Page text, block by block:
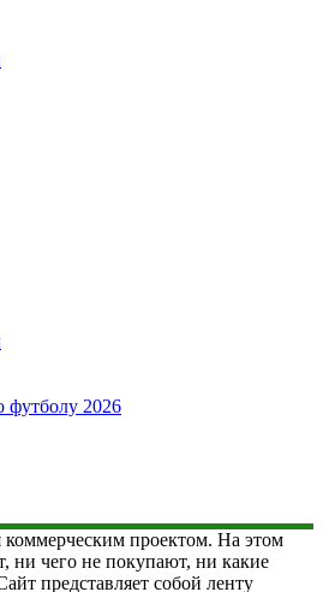
футболу 2026
коммерческим проектом. На этом
ни чего не покупают, ни какие
представляет собой ленту